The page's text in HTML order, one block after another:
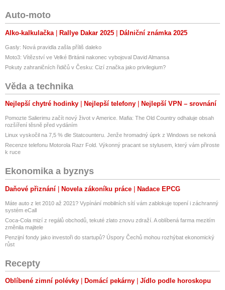
Auto-moto
Alko-kalkulačka Rallye Dakar 2025 Dálniční známka 2025
Gasly: Nová pravidla zašla příliš daleko
Moto3: Vítězství ve Velké Británii nakonec vybojoval David Almansa
Pokuty zahraničních řidičů v Česku: Cizí značka jako privilegium?
Věda a technika
Nejlepší chytré hodinky Nejlepší telefony Nejlepší VPN – srovnání
Pomozte Salierimu začít nový život v Americe. Mafia: The Old Country odhaluje obsah
rozšíření těsně před vydáním
Linux vyskočil na 7,5 % dle Statcounteru. Jenže hromadný úprk z Windows se nekoná
Recenze telefonu Motorola Razr Fold. Výkonný pracant se stylusem, který vám přiroste
k ruce
Ekonomika a byznys
Daňové přiznání Novela zákoníku práce Nadace EPCG
Máte auto z let 2010 až 2021? Vypínání mobilních sítí vám zablokuje topení i záchranný
systém eCall
Coca-Cola mizí z regálů obchodů, tekuté zlato znovu zdraží. A oblíbená farma mezitím
změnila majitele
Penzijní fondy jako investoři do startupů? Úspory Čechů mohou rozhýbat ekonomický
růst
Recepty
Oblíbené zimní polévky Domácí pekárny Jídlo podle horoskopu